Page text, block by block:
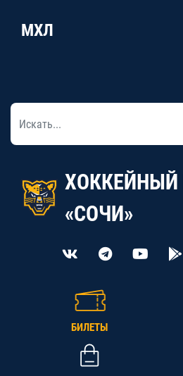
МХЛ
ХОККЕЙНЫЙ
«СОЧИ»
БИЛЕТЫ